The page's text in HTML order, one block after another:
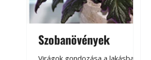
Szobanövények